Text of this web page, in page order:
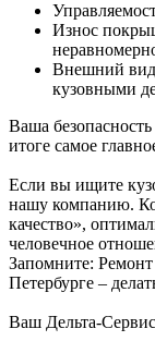
Износ
Внешний вид
кузовными
Ваша
итоге самое
Если вы ищите
нашу компанию.
качество»,
человечное
Запомните:
Петербурге –
Ваш Дельта-